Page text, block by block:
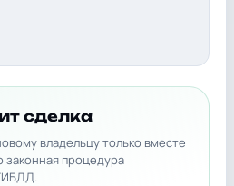
сделка
владельцу только вместе
процедура